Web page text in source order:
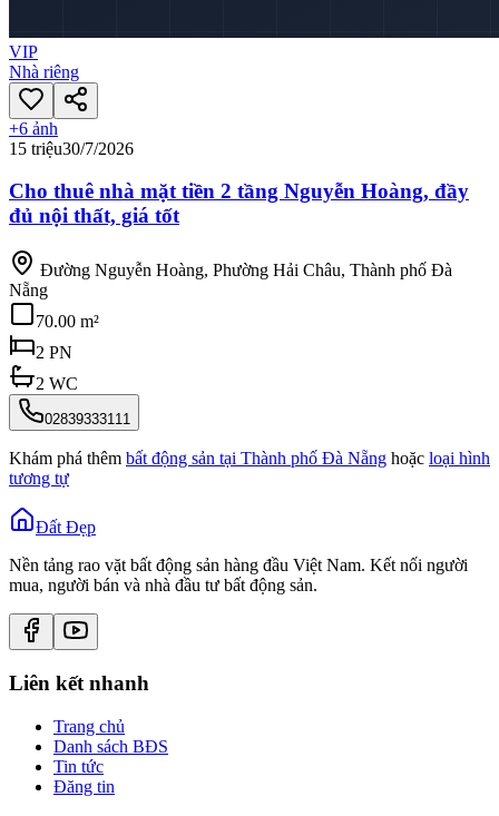
VIP
Nhà riêng
+6 ảnh
15 triệu30/7/2026
Cho thuê nhà mặt tiền 2 tầng Nguyễn Hoàng, đầy
đủ nội thất, giá tốt
Đường Nguyễn Hoàng, Phường Hải Châu, Thành phố Đà
Nẵng
70.00 m²
2 PN
2 WC
02839333111
Khám phá thêm bất động sản tại Thành phố Đà Nẵng hoặc loại hình
tương tự
Đất Đẹp
Nền tảng rao vặt bất động sản hàng đầu Việt Nam. Kết nối người
mua, người bán và nhà đầu tư bất động sản.
Liên kết nhanh
Trang chủ
Danh sách BĐS
Tin tức
Đăng tin